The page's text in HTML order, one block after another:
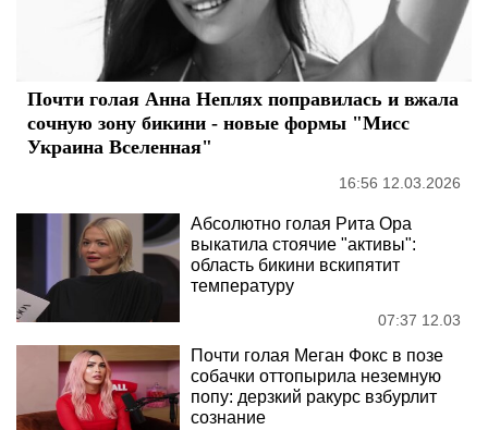
Почти голая Анна Неплях поправилась и вжала
сочную зону бикини - новые формы "Мисс
Украина Вселенная"
16:56 12.03.2026
Абсолютно голая Рита Ора
выкатила стоячие "активы":
область бикини вскипятит
температуру
07:37 12.03
Почти голая Меган Фокс в позе
собачки оттопырила неземную
попу: дерзкий ракурс взбурлит
сознание